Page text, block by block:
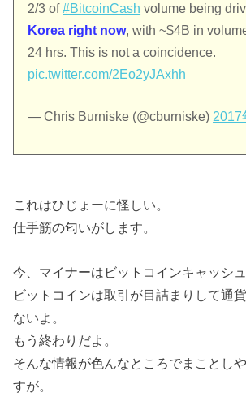
2/3 of#BitcoinCash volume being
Korea right now, with ~$4B in
24 hrs. This is not a coincidence.
pic.twitter.com/2Eo2yJAxhh
— Chris Burniske (@cburniske) 2017
これはひじょーに怪しい。
仕手筋の匂いがします。
今、マイナーはビットコインキャッシ
ビットコインは取引が目詰まりして通
ないよ。
もう終わりだよ。
そんな情報が色んなところでまことし
すが。